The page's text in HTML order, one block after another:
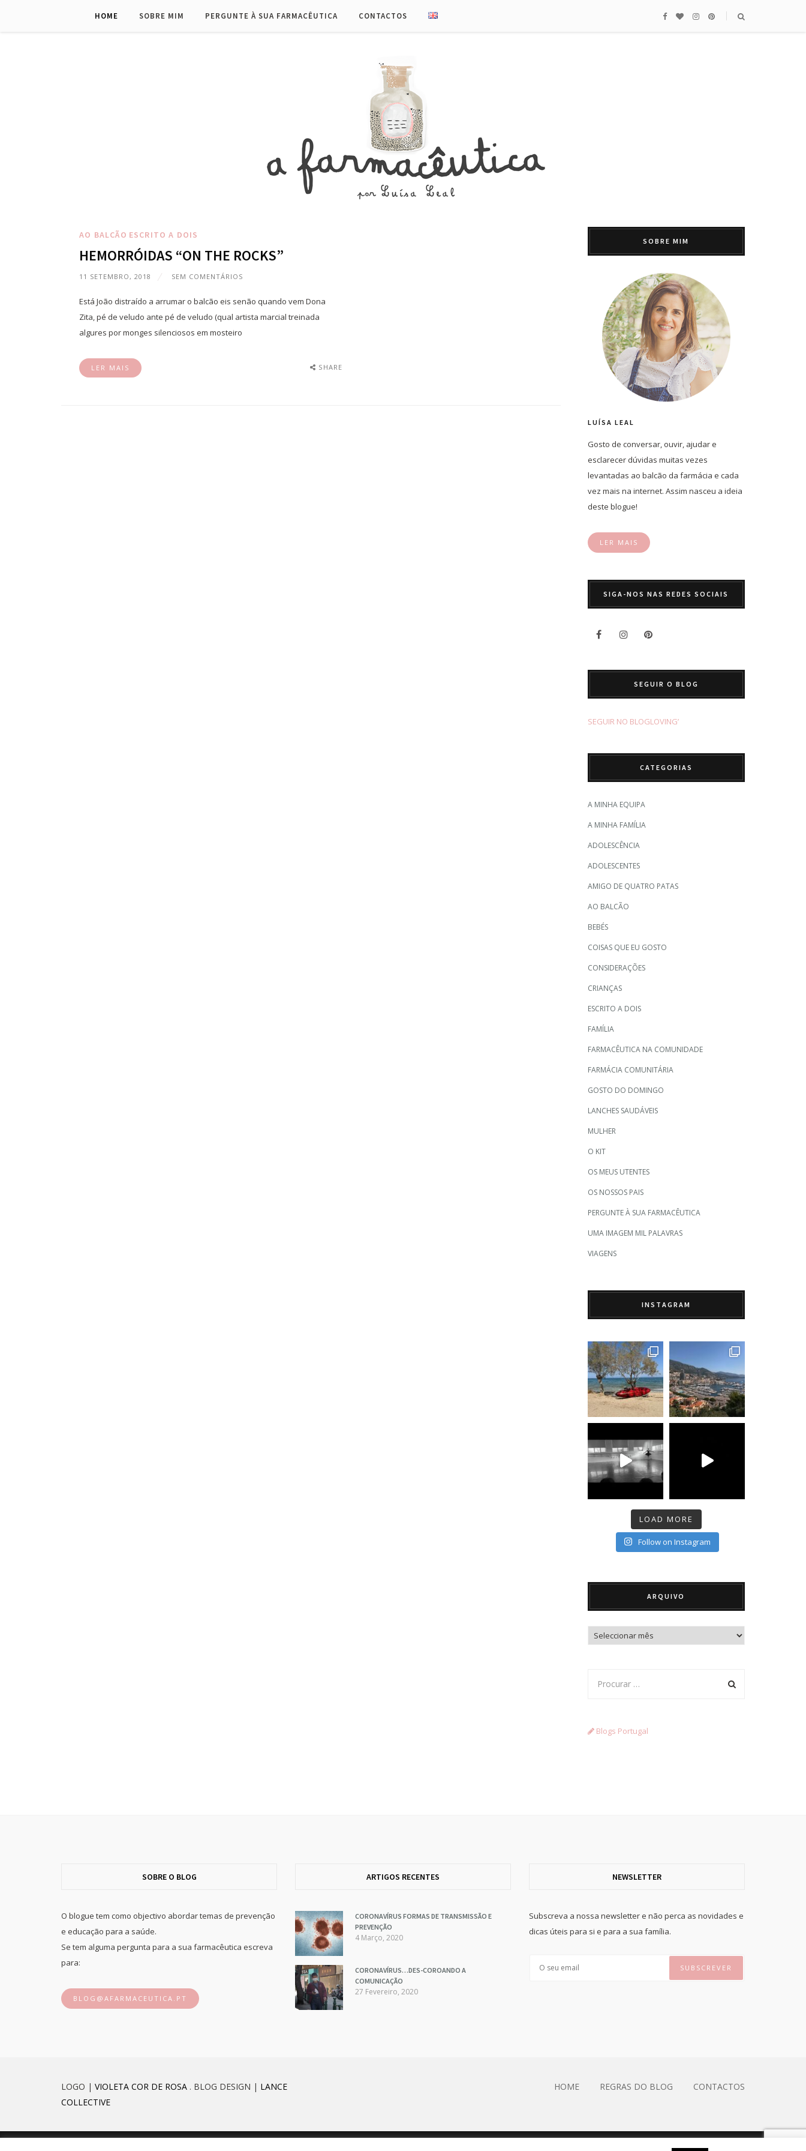
HOME SOBRE MIM PERGUNTE À SUA FARMACÊUTICA CONTACTOS
AO BALCÃO ESCRITO A DOIS
HEMORRÓIDAS “ON THE ROCKS”
11 SETEMBRO, 2018 SEM COMENTÁRIOS
Está João distraído a arrumar o balcão eis senão quando vem Dona
Zita, pé de veludo ante pé de veludo (qual artista marcial treinada
algures por monges silenciosos em mosteiro
LER MAIS SHARE
SOBRE MIM
LUÍSA LEAL
Gosto de conversar, ouvir, ajudar e
esclarecer dúvidas muitas vezes
levantadas ao balcão da farmácia e cada
vez mais na internet. Assim nasceu a ideia
deste blogue!
LER MAIS
SIGA-NOS NAS REDES SOCIAIS
SEGUIR O BLOG
SEGUIR NO BLOGLOVING’
CATEGORIAS
A MINHA EQUIPA
A MINHA FAMÍLIA
ADOLESCÊNCIA
ADOLESCENTES
AMIGO DE QUATRO PATAS
AO BALCÃO
BEBÉS
COISAS QUE EU GOSTO
CONSIDERAÇÕES
CRIANÇAS
ESCRITO A DOIS
FAMÍLIA
FARMACÊUTICA NA COMUNIDADE
FARMÁCIA COMUNITÁRIA
GOSTO DO DOMINGO
LANCHES SAUDÁVEIS
MULHER
O KIT
OS MEUS UTENTES
OS NOSSOS PAIS
PERGUNTE À SUA FARMACÊUTICA
UMA IMAGEM MIL PALAVRAS
VIAGENS
INSTAGRAM
LOAD MORE
Follow on Instagram
ARQUIVO
Arquivo
Blogs Portugal
SOBRE O BLOG
O blogue tem como objectivo abordar temas de prevenção
e educação para a saúde.
Se tem alguma pergunta para a sua farmacêutica escreva
para:
BLOG@AFARMACEUTICA.PT
ARTIGOS RECENTES
CORONAVÍRUS FORMAS DE TRANSMISSÃO E
PREVENÇÃO
4 Março, 2020
CORONAVÍRUS…DES-COROANDO A
COMUNICAÇÃO
27 Fevereiro, 2020
NEWSLETTER
Subscreva a nossa newsletter e não perca as novidades e
dicas úteis para si e para a sua família.
LOGO | VIOLETA COR DE ROSA . BLOG DESIGN | LANCE
COLLECTIVE
HOME REGRAS DO BLOG CONTACTOS